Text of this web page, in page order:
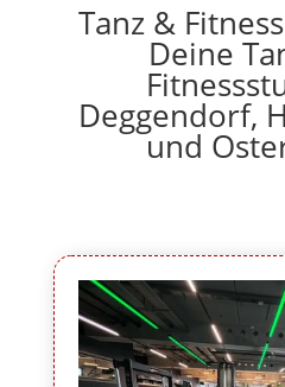
Tanz &
Deine
Deggendorf,
und